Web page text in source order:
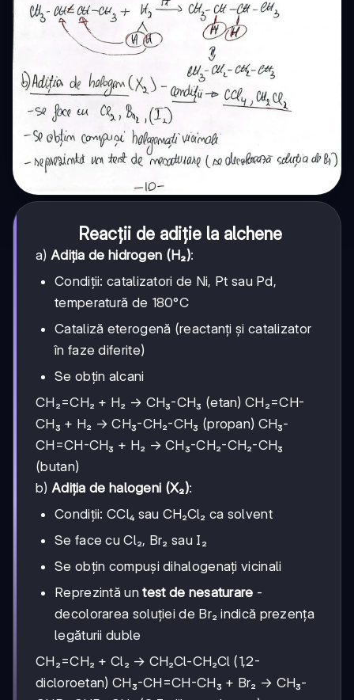
Reacții de adiție la alchene
a) Adiția de hidrogen (H₂):
Condiții: catalizatori de Ni, Pt sau Pd,
temperatură de 180°C
Cataliză eterogenă (reactanți și catalizator
în faze diferite)
Se obțin alcani
CH₂=CH₂ + H₂ → CH₃-CH₃ (etan) CH₂=CH-
CH₃ + H₂ → CH₃-CH₂-CH₃ (propan) CH₃-
CH=CH-CH₃ + H₂ → CH₃-CH₂-CH₂-CH₃
(butan)
b) Adiția de halogeni (X₂):
Condiții: CCl₄ sau CH₂Cl₂ ca solvent
Se face cu Cl₂, Br₂ sau I₂
Se obțin compuși dihalogenați vicinali
Reprezintă untest de nesaturare -
decolorarea soluției de Br₂ indică prezența
legăturii duble
CH₂=CH₂ + Cl₂ → CH₂Cl-CH₂Cl (1,2-
dicloroetan) CH₃-CH=CH-CH₃ + Br₂ → CH₃-